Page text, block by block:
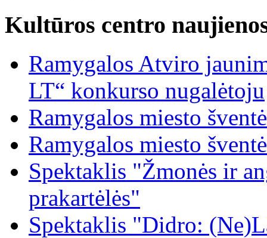
Kultūros centro
Ramygalos Atviro
LT“ konkurso nugalėtoju
Ramygalos miesto šventė
Ramygalos miesto šventė
Spektaklis "Žmonės ir
prakartėlės"
Spektaklis "Didro: